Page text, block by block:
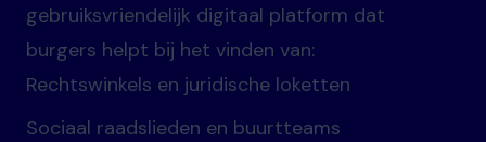
gebruiksvriendelijk digitaal platform dat
burgers helpt bij het vinden van:
Rechtswinkels en juridische loketten
Sociaal raadslieden en buurtteams